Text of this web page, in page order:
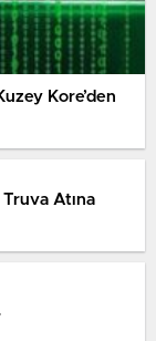
Kore’den
Atına